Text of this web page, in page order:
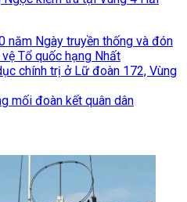
năm Ngày truyền thống và đón
Tổ quốc hạng Nhất
chính trị ở Lữ đoàn 172, Vùng
mối đoàn kết quân dân